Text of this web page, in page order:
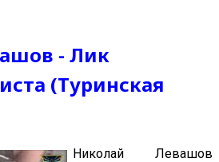
- Лик
(Туринская
Николай Левашов